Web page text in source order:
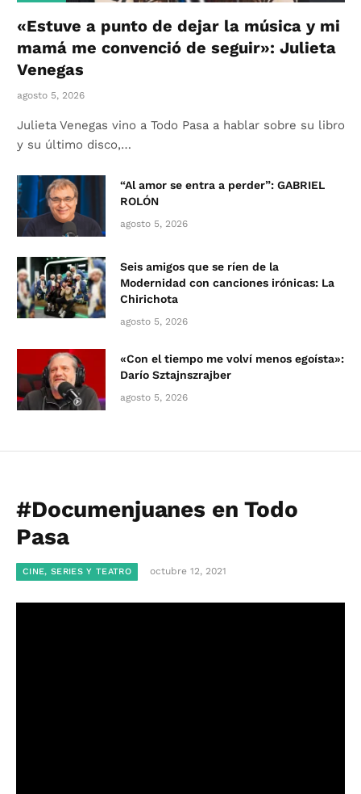
«Estuve a punto de dejar la música y mi
mamá me convenció de seguir»: Julieta
Venegas
agosto 5, 2026
Julieta Venegas vino a Todo Pasa a hablar sobre su libro
y su último disco,…
“Al amor se entra a perder”: GABRIEL
ROLÓN
agosto 5, 2026
Seis amigos que se ríen de la
Modernidad con canciones irónicas: La
Chirichota
agosto 5, 2026
«Con el tiempo me volví menos egoísta»:
Darío Sztajnszrajber
agosto 5, 2026
#Documenjuanes en Todo
Pasa
CINE, SERIES Y TEATRO octubre 12, 2021